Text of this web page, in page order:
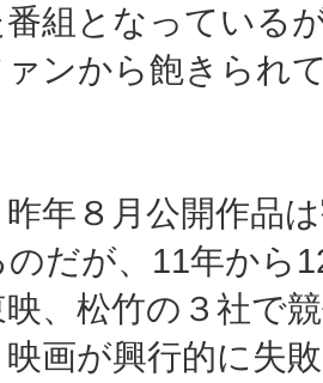
組となっている
ンから飽きられ
年８月公開作品
だが、11年から
、松竹の３社で
映画が興行的に失